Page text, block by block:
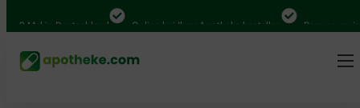
Mal in Deutschland Online bei Ihrer Apotheke bestellen Bequem